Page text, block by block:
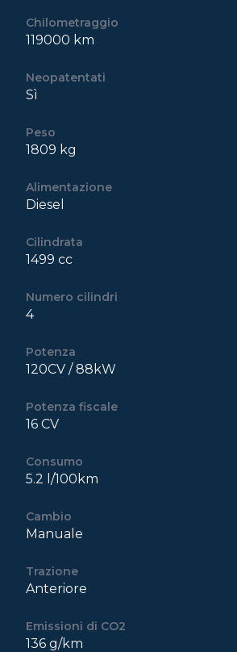
Chilometraggio
119000 km
Neopatentati
Sì
Peso
1809 kg
Alimentazione
Diesel
Cilindrata
1499 cc
Numero cilindri
4
Potenza
120CV / 88kW
Potenza fiscale
16 CV
Consumo
5.2 l/100km
Cambio
Manuale
Trazione
Anteriore
Emissioni di CO2
136 g/km